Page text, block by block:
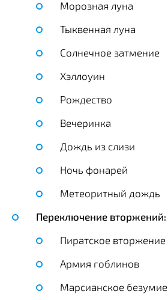
Морозная луна
Тыквенная луна
Солнечное затмение
Хэллоуин
Рождество
Вечеринка
Дождь из слизи
Ночь фонарей
Метеоритный дождь
Переключение вторжений:
Пиратское вторжение
Армия гоблинов
Марсианское безумие